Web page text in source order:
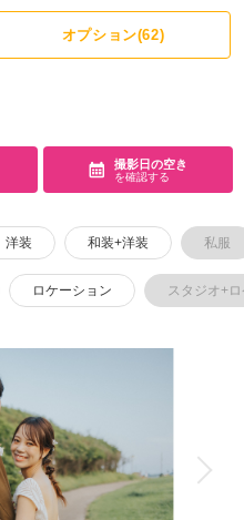
フォトグラファー
ムービー
スタジオトップ
オプション(62)
撮影日の空き
を確認する
洋装 和装+洋装 私服
ロケーション スタジオ+